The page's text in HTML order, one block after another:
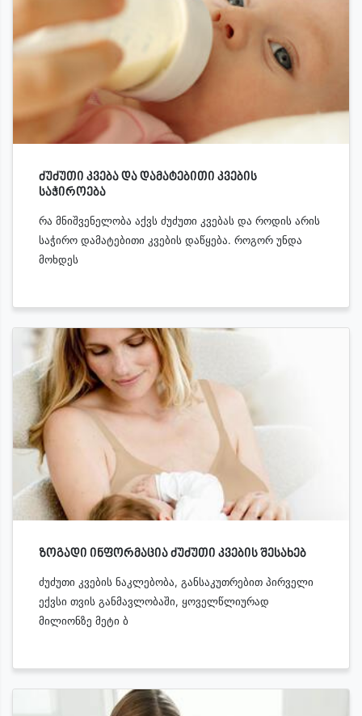
ძუძუთი კვება და დამატებითი კვების
საჭიროება
რა მნიშვენელობა აქვს ძუძუთი კვებას და როდის არის
საჭირო დამატებითი კვების დაწყება. როგორ უნდა
მოხდეს
ზოგადი ინფორმაცია ძუძუთი კვების შესახებ
ძუძუთი კვების ნაკლებობა, განსაკუთრებით პირველი
ექვსი თვის განმავლობაში, ყოველწლიურად
მილიონზე მეტი ბ